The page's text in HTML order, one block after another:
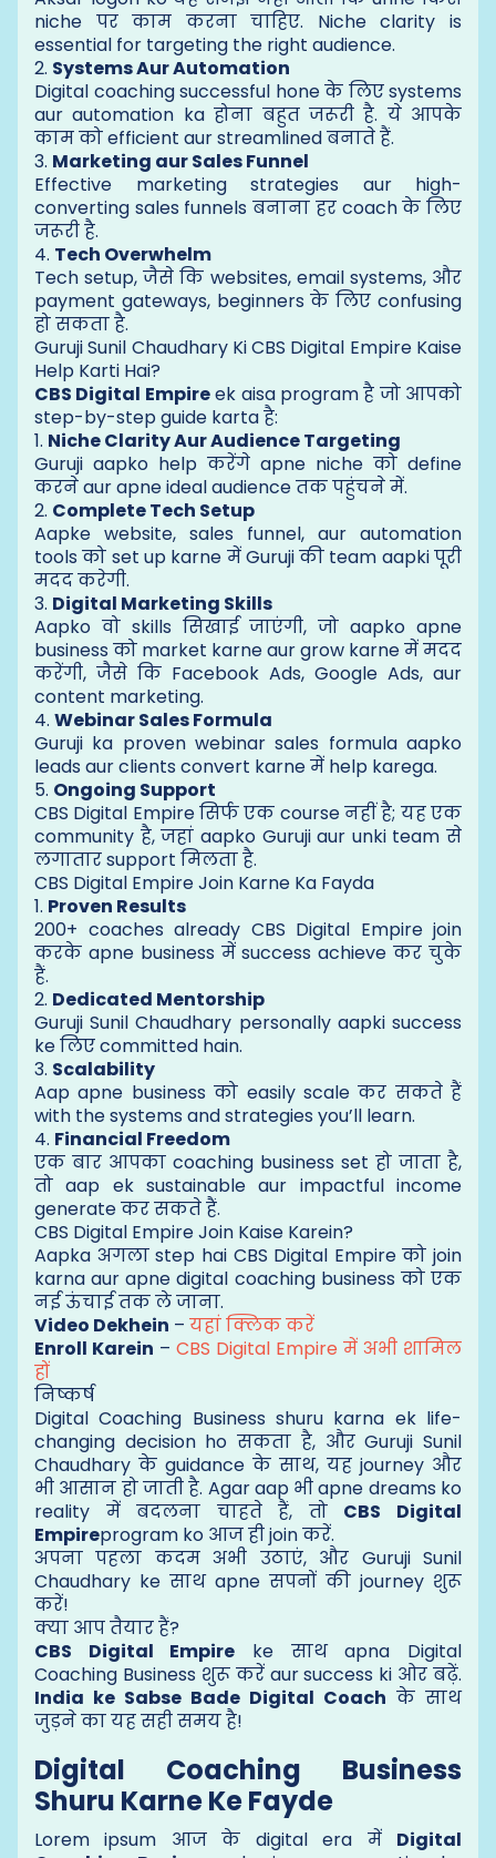
niche पर काम करना चाहिए. Niche clarity is
essential for targeting the right audience.
2. Systems Aur Automation
Digital coaching successful hone के लिए systems
aur automation ka होना बहुत जरूरी है. ये आपके
काम को efficient aur streamlined बनाते हैं.
3. Marketing aur Sales Funnel
Effective marketing strategies aur high-
converting sales funnels बनाना हर coach के लिए
जरूरी है.
4. Tech Overwhelm
Tech setup, जैसे कि websites, email systems, और
payment gateways, beginners के लिए confusing
हो सकता है.
Guruji Sunil Chaudhary Ki CBS Digital Empire Kaise
Help Karti Hai?
CBS Digital Empireek aisa program है जो आपको
step-by-step guide karta है:
1. Niche Clarity Aur Audience Targeting
Guruji aapko help करेंगे apne niche को define
करने aur apne ideal audience तक पहुंचने में.
2. Complete Tech Setup
Aapke website, sales funnel, aur automation
tools को set up karne में Guruji की team aapki पूरी
मदद करेगी.
3. Digital Marketing Skills
Aapko वो skills सिखाई जाएंगी, जो aapko apne
business को market karne aur grow karne में मदद
करेंगी, जैसे कि Facebook Ads, Google Ads, aur
content marketing.
4. Webinar Sales Formula
Guruji ka proven webinar sales formula aapko
leads aur clients convert karne में help karega.
5. Ongoing Support
CBS Digital Empire सिर्फ एक course नहीं है; यह एक
community है, जहां aapko Guruji aur unki team से
लगातार support मिलता है.
CBS Digital Empire Join Karne Ka Fayda
1. Proven Results
200+ coaches already CBS Digital Empire join
करके apne business में success achieve कर चुके
हैं.
2. Dedicated Mentorship
Guruji Sunil Chaudhary personally aapki success
ke लिए committed hain.
3. Scalability
Aap apne business को easily scale कर सकते हैं
with the systems and strategies you’ll learn.
4. Financial Freedom
एक बार आपका coaching business set हो जाता है,
तो aap ek sustainable aur impactful income
generate कर सकते हैं.
CBS Digital Empire Join Kaise Karein?
Aapka अगला step hai CBS Digital Empire को join
karna aur apne digital coaching business को एक
नई ऊंचाई तक ले जाना.
Video Dekhein – यहां क्लिक करें
Enroll Karein – CBS Digital Empire में अभी शामिल
हों
निष्कर्ष
Digital Coaching Business shuru karna ek life-
changing decision ho सकता है, और Guruji Sunil
Chaudhary के guidance के साथ, यह journey और
भी आसान हो जाती है. Agar aap भी apne dreams ko
reality में बदलना चाहते हैं, तो CBS Digital
Empireprogram ko आज ही join करें.
अपना पहला कदम अभी उठाएं, और Guruji Sunil
Chaudhary ke साथ apne सपनों की journey शुरू
करें!
क्या आप तैयार हैं?
CBS Digital Empire ke साथ apna Digital
Coaching Business शुरू करें aur success ki ओर बढ़ें.
India ke Sabse Bade Digital Coach के साथ
जुड़ने का यह सही समय है!
Digital Coaching Business
Shuru Karne Ke Fayde
Lorem ipsum आज के digital era में Digital